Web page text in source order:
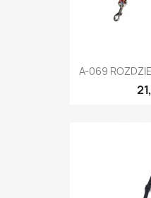
A-069